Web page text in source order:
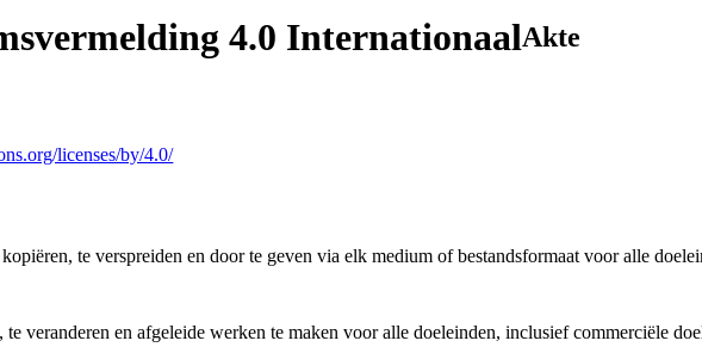
4.0 InternationaalAkte
licenses/by/4.0/
te verspreiden en door te geven via elk medium of bestandsformaat voor alle
veranderen en afgeleide werken te maken voor alle doeleinden, inclusief commerciële